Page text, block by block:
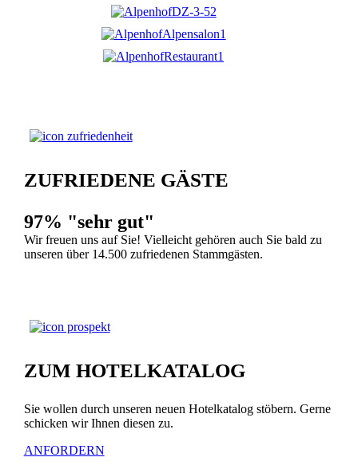
ZUFRIEDENE GÄSTE
97% "sehr gut"
Wir freuen uns auf Sie! Vielleicht gehören auch Sie bald zu
unseren über 14.500 zufriedenen Stammgästen.
ZUM HOTELKATALOG
Sie wollen durch unseren neuen Hotelkatalog stöbern. Gerne
schicken wir Ihnen diesen zu.
ANFORDERN